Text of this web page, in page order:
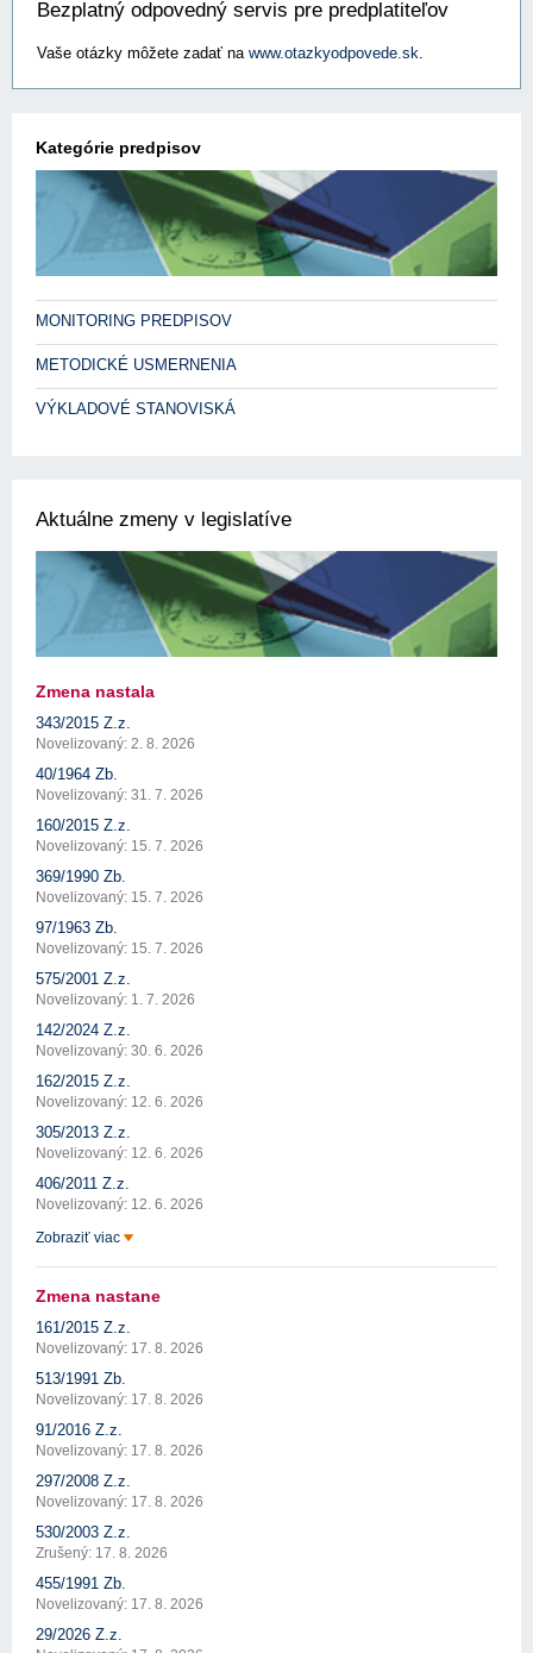
Bezplatný odpovedný servis pre predplatiteľov
Vaše otázky môžete zadať na www.otazkyodpovede.sk.
Kategórie predpisov
MONITORING PREDPISOV
METODICKÉ USMERNENIA
VÝKLADOVÉ STANOVISKÁ
Aktuálne zmeny v legislatíve
Zmena nastala
343/2015 Z.z.
Novelizovaný: 2. 8. 2026
40/1964 Zb.
Novelizovaný: 31. 7. 2026
160/2015 Z.z.
Novelizovaný: 15. 7. 2026
369/1990 Zb.
Novelizovaný: 15. 7. 2026
97/1963 Zb.
Novelizovaný: 15. 7. 2026
575/2001 Z.z.
Novelizovaný: 1. 7. 2026
142/2024 Z.z.
Novelizovaný: 30. 6. 2026
162/2015 Z.z.
Novelizovaný: 12. 6. 2026
305/2013 Z.z.
Novelizovaný: 12. 6. 2026
406/2011 Z.z.
Novelizovaný: 12. 6. 2026
Zobraziť viac
Zmena nastane
161/2015 Z.z.
Novelizovaný: 17. 8. 2026
513/1991 Zb.
Novelizovaný: 17. 8. 2026
91/2016 Z.z.
Novelizovaný: 17. 8. 2026
297/2008 Z.z.
Novelizovaný: 17. 8. 2026
530/2003 Z.z.
Zrušený: 17. 8. 2026
455/1991 Zb.
Novelizovaný: 17. 8. 2026
29/2026 Z.z.